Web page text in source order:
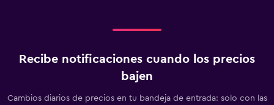
Recibe notificaciones cuando los precios
bajen
Cambios diarios de precios en tu bandeja de entrada: solo con las